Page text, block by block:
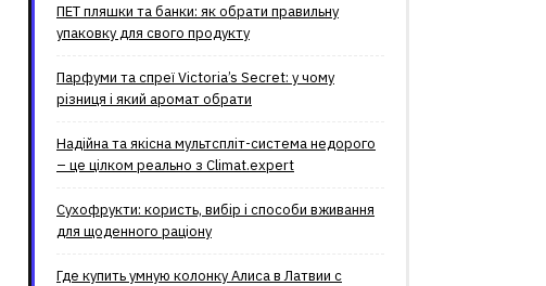
ПЕТ пляшки та банки: як обрати правильну
упаковку для свого продукту
Парфуми та спреї Victoria’s Secret: у чому
різниця і який аромат обрати
Надійна та якісна мультспліт-система недорого
– це цілком реально з Climat.еxpert
Сухофрукти: користь, вибір і способи вживання
для щоденного раціону
Где купить умную колонку Алиса в Латвии с